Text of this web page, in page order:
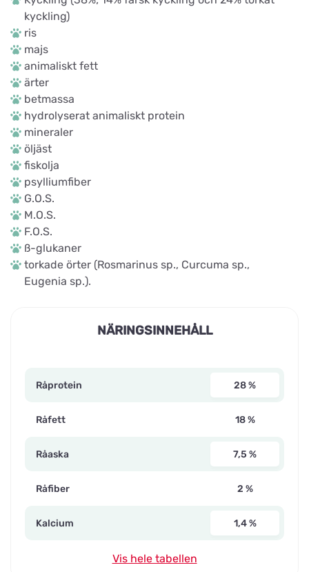
kyckling)
ris
majs
animaliskt fett
ärter
betmassa
hydrolyserat animaliskt protein
mineraler
öljäst
fiskolja
psylliumfiber
G.O.S.
M.O.S.
F.O.S.
ß-glukaner
torkade örter (Rosmarinus sp., Curcuma sp.,
Eugenia sp.).
NÄRINGSINNEHÅLL
Råprotein 28 %
Råfett 18 %
Råaska 7,5 %
Råfiber 2 %
Kalcium 1,4 %
Vis hele tabellen